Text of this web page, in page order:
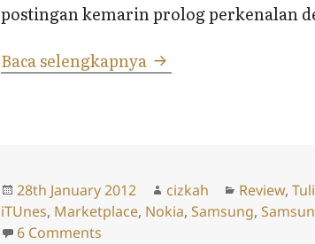
postingan kemarin prolog perkenalan
Baca selengkapnya Review HP Android
Posted
on
28th January 2012 Author
cizkah Categories
Review,
iTUnes, Marketplace, Nokia,Samsung,
6 Comments